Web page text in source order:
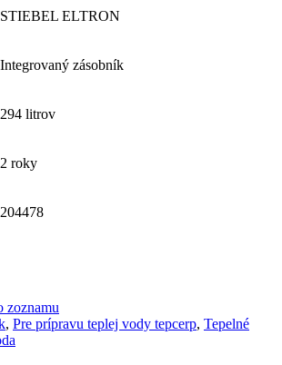
STIEBEL ELTRON
Integrovaný zásobník
294 litrov
2 roky
204478
zoznamu
, Pre prípravu teplej vody tepcerp, Tepelné